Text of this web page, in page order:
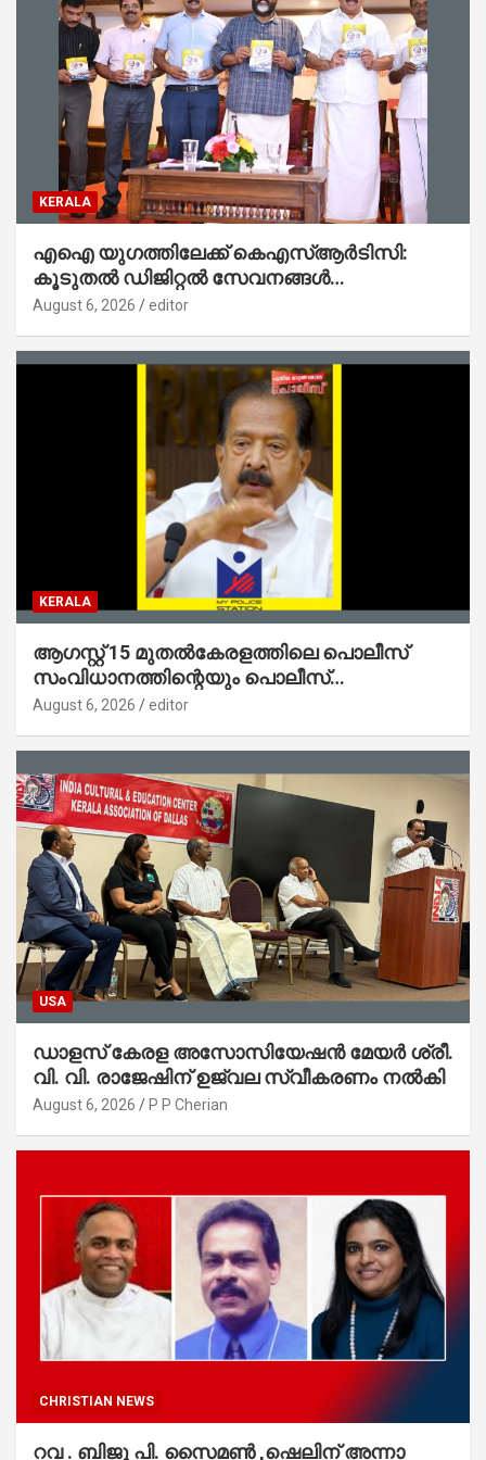
KERALA
എഐ യുഗത്തിലേക്ക് കെഎസ്ആർടിസി:
കൂടുതൽ ഡിജിറ്റൽ സേവനങ്ങൾ
ജനങ്ങളിലേക്കെത്തിക്കും – മന്ത്രി സി പി
August 6, 2026 editor
KERALA
ആഗസ്റ്റ് 15 മുതല്‍കേരളത്തിലെ പൊലീസ്
സംവിധാനത്തിന്റെയും പൊലീസ്
സ്റ്റേഷനുകളുടെയും മുഖഛായ മാറുകയാണ് :
August 6, 2026 editor
USA
ഡാളസ് കേരള അസോസിയേഷൻ മേയർ ശ്രീ.
വി. വി. രാജേഷിന് ഉജ്വല സ്വീകരണം നൽകി
August 6, 2026 P P Cherian
CHRISTIAN NEWS
റവ . ബിജു പി. സൈമൺ ,ഷെലിന് അന്നാ